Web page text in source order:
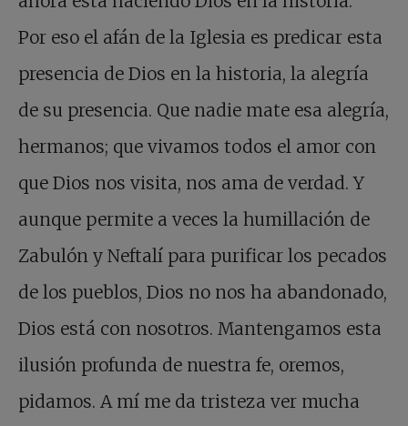
Por eso el afán de la Iglesia es predicar esta
presencia de Dios en la historia, la alegría
de su presencia. Que nadie mate esa alegría,
hermanos; que vivamos todos el amor con
que Dios nos visita, nos ama de verdad. Y
aunque permite a veces la humillación de
Zabulón y Neftalí para purificar los pecados
de los pueblos, Dios no nos ha abandonado,
Dios está con nosotros. Mantengamos esta
ilusión profunda de nuestra fe, oremos,
pidamos. A mí me da tristeza ver mucha